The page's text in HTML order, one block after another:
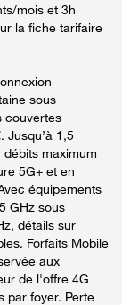
mois et 3h
la fiche tarifaire
sous
couvertes
Jusqu’à 1,5
maximum
5G+ et en
équipements
GHz sous
détails sur
Forfaits Mobile
aux
de l'offre 4G
par foyer. Perte